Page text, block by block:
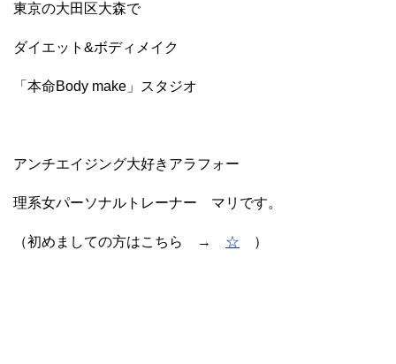
東京の大田区大森で
ダイエット&ボディメイク
「本命Body make」スタジオ
アンチエイジング大好きアラフォー
理系女パーソナルトレーナー マリです。
（初めましての方はこちら → ☆ ）